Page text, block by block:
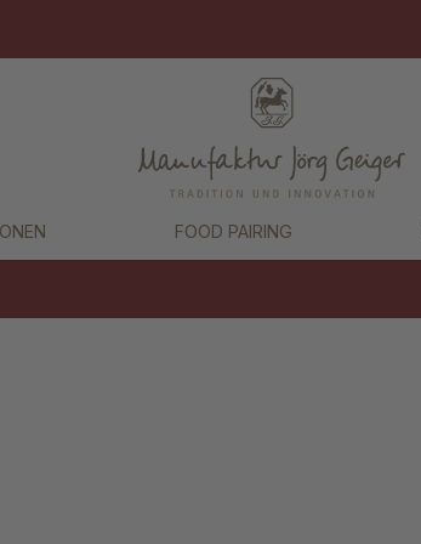
FOOD PAIRING